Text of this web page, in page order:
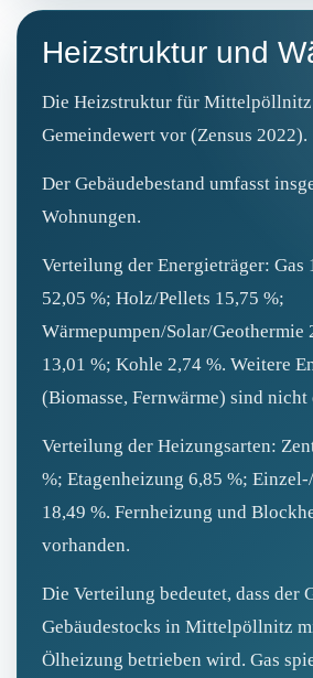
Heizstruktur und
Die Heizstruktur für
Gemeindewert vor (Zensus 2022).
Der Gebäudebestand umfasst
Wohnungen.
Verteilung der Energieträger: Gas
52,05 %; Holz/Pellets 15,75 %;
Wärmepumpen/Solar/Geothermie
13,01 %; Kohle 2,74 %. Weitere
(Biomasse, Fernwärme) sind nicht
Verteilung der Heizungsarten:
%; Etagenheizung 6,85 %;
18,49 %. Fernheizung und
vorhanden.
Die Verteilung bedeutet, dass der
Gebäudestocks in Mittelpöllnitz
Ölheizung betrieben wird. Gas